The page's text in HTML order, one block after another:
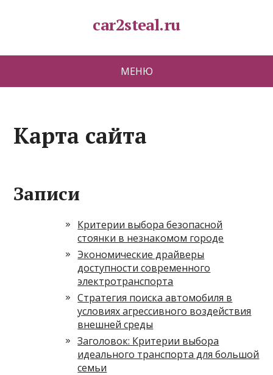
car2steal.ru
МЕНЮ
Карта сайта
Записи
Критерии выбора безопасной
стоянки в незнакомом городе
Экономические драйверы
доступности современного
электротранспорта
Стратегия поиска автомобиля в
условиях агрессивного воздействия
внешней среды
Заголовок: Критерии выбора
идеального транспорта для большой
семьи